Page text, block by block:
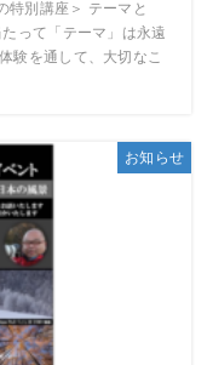
特別講座＞ テーマと
って「テーマ」は永遠
験を通して、大切なこ
お知らせ